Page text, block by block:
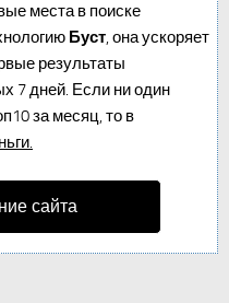
места в поиске
Буст, она ускоряет
результаты
7 дней. Если ни один
за месяц, то в
сайта